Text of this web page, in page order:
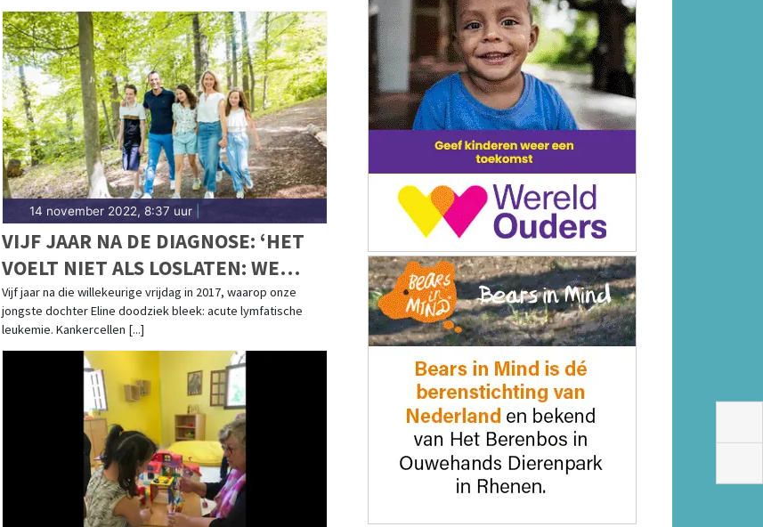
14 november 2022, 8:37 uur|
VIJF JAAR NA DE DIAGNOSE: ‘HET
VOELT NIET ALS LOSLATEN: WE
HOUDEN ONZE WERKELIJKHEID
ANDERS VAST.’
Vijf jaar na die willekeurige vrijdag in 2017, waarop onze
jongste dochter Eline doodziek bleek: acute lymfatische
leukemie. Kankercellen [...]